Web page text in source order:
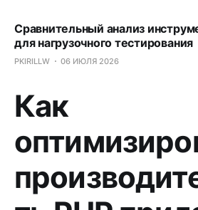
Сравнительный анализ
для нагрузочного тестирования
PKIRILLW 06 ИЮЛЯ 2026
Как